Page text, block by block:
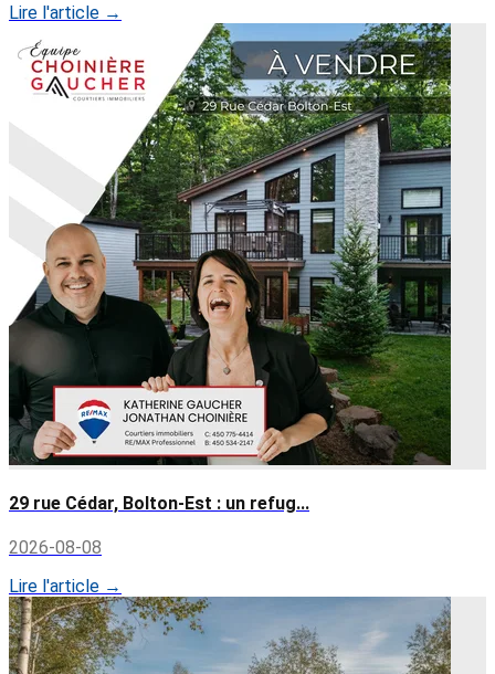
Lire l'article →
29 rue Cédar, Bolton-Est : un refug...
2026-08-08
Lire l'article →